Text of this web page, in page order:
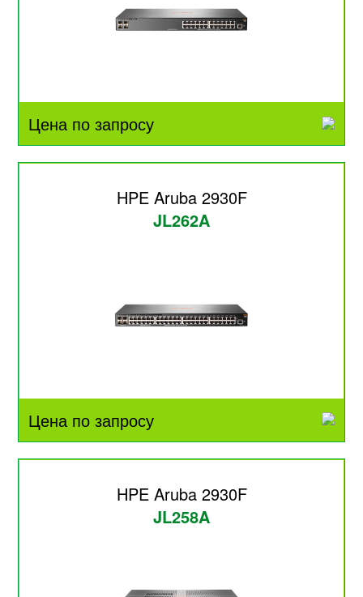
Цена по запросу
HPE Aruba 2930F
JL262A
Цена по запросу
HPE Aruba 2930F
JL258A